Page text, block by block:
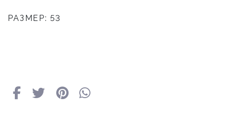
РАЗМЕР: 53